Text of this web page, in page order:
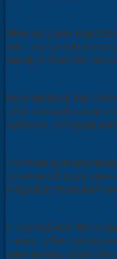
…
Мне не дано
миг, когда
…
Мой милый, так
тебе оскорбления,
…
Лёгким дуновением
туманы обиды,
…
Я оскорбила твои
твоих губах